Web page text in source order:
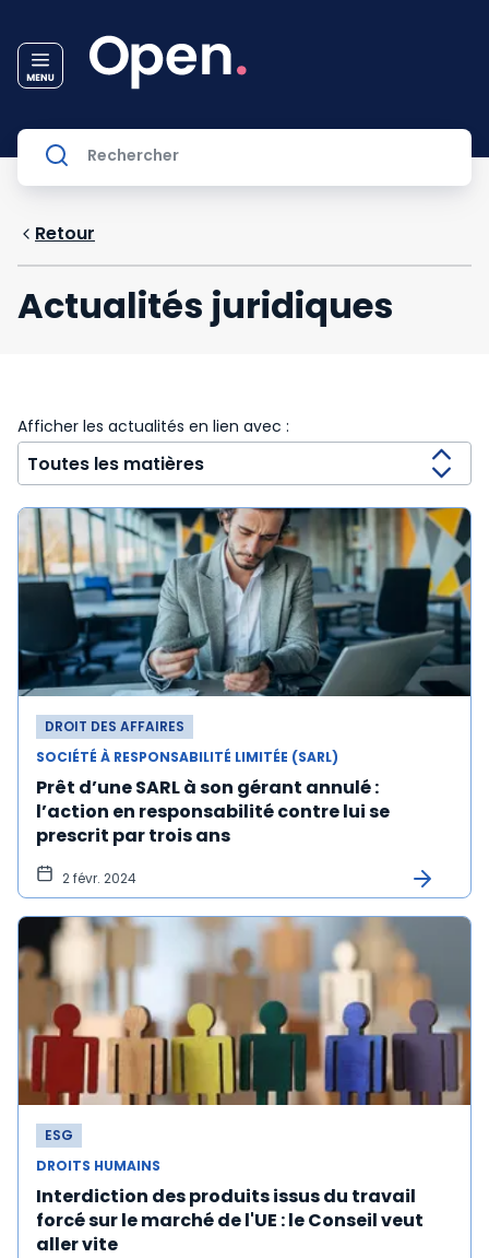
Retour
Actualités juridiques
Afficher les actualités en lien avec :
DROIT DES AFFAIRES
SOCIÉTÉ À RESPONSABILITÉ LIMITÉE (SARL)
Prêt d’une SARL à son gérant annulé :
l’action en responsabilité contre lui se
prescrit par trois ans
2 févr. 2024
ESG
DROITS HUMAINS
Interdiction des produits issus du travail
forcé sur le marché de l'UE : le Conseil veut
aller vite